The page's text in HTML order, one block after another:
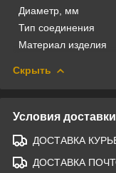
Диаметр, мм
Тип соединения
Материал изделия
Скрыть
Условия доставки
ДОСТАВКА
ДОСТАВКА